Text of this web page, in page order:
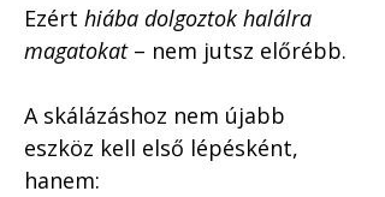
Ezért hiába dolgoztok halálra
magatokat – nem jutsz előrébb.
A skálázáshoz nem újabb
eszköz kell első lépésként,
hanem: